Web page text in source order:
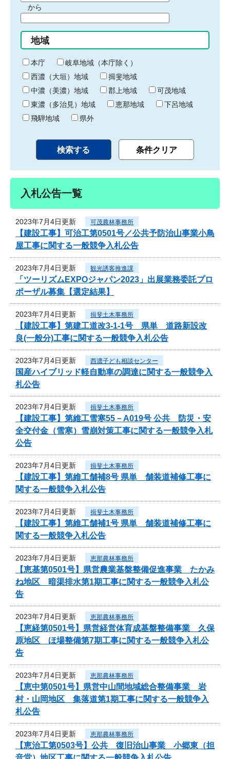
間
始
り
から
間
終
わ
り
地域
本庁
岐阜地域（本庁除く）
西濃（大垣）地域
揖斐地域
中濃（美濃）地域
郡上地域
可茂地域
東濃（多治見）地域
恵那地域
下呂地域
飛騨地域
県外
入札公告一覧
2023年7月4日更新 可茂農林事務所
【建設工事】可治工第0501号／公共予防治山事業小鳥
屋工事に関する一般競争入札公告
2023年7月4日更新 観光誘客推進課
「ツーリズムEXPOジャパン2023」出展業務委託プロ
ポーザル募集【選定結果】
2023年7月4日更新 揖斐土木事務所
【建設工事】第建工道改3-1-1号 県単 道路新設改
良(一般分)工事に関する一般競争入札公告
2023年7月4日更新 西濃子ども相談センター
国産ハイブリッド軽自動車の調達に関する一般競争入
札公告
2023年7月4日更新 揖斐土木事務所
【建設工事】第維工雪寒55－A019号 公共 防災・安
全交付金（雪寒）雪崩対策工事に関する一般競争入札
公告
2023年7月4日更新 揖斐土木事務所
【建設工事】第維工舗補8号 県単 舗装道補修工事に
関する一般競争入札公告
2023年7月4日更新 揖斐土木事務所
【建設工事】第維工舗補1号 県単 舗装道補修工事に
関する一般競争入札公告
2023年7月4日更新 恵那農林事務所
【恵基第0501号】県営農業基盤整備促進事業 たかみ
ね地区 暗渠排水第1期工事に関する一般競争入札公
告
2023年7月4日更新 恵那農林事務所
【恵経第0501号】県営経営体育成基盤整備事業 久保
原地区 ほ場整備第7期工事に関する一般競争入札公
告
2023年7月4日更新 恵那農林事務所
【恵中第0501号】県営中山間地域総合整備事業 岩
村・山岡地区 集落道第1期工事に関する一般競争入
札公告
2023年7月4日更新 恵那農林事務所
【恵治工第0503号】公共 復旧治山事業 小郷東（担